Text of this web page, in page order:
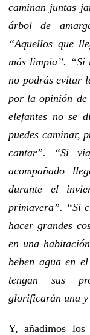
caminan juntas
árbol de
“Aquellos que
más limpia”. “Si
no podrás evitar
por la opinión de
elefantes no se
puedes caminar,
cantar”. “Si
acompañado
durante el
primavera”. “Si
hacer grandes
en una
beben agua en
tengan sus
glorificarán una y
Y, añadimos